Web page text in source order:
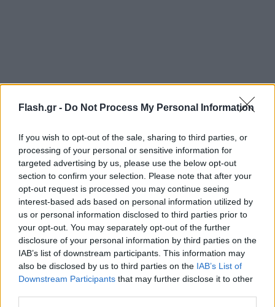
Flash.gr - Do Not Process My Personal Information
If you wish to opt-out of the sale, sharing to third parties, or
processing of your personal or sensitive information for
targeted advertising by us, please use the below opt-out
section to confirm your selection. Please note that after your
opt-out request is processed you may continue seeing
interest-based ads based on personal information utilized by
us or personal information disclosed to third parties prior to
your opt-out. You may separately opt-out of the further
disclosure of your personal information by third parties on the
IAB’s list of downstream participants. This information may
also be disclosed by us to third parties on the IAB’s List of
Downstream Participants that may further disclose it to other